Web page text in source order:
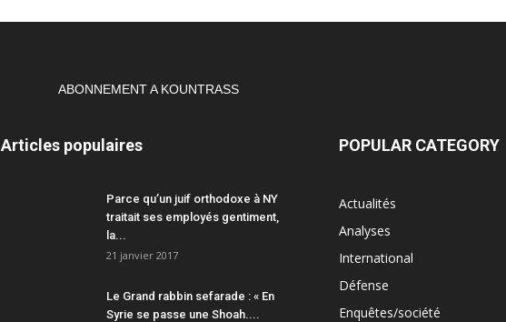
ABONNEMENT A KOUNTRASS
Articles populaires
Parce qu’un juif orthodoxe à NY
traitait ses employés gentiment,
la...
21 janvier 2017
Le Grand rabbin sefarade : « En
Syrie se passe une Shoah....
POPULAR CATEGORY
Actualités
Analyses
International
Défense
Enquêtes/société